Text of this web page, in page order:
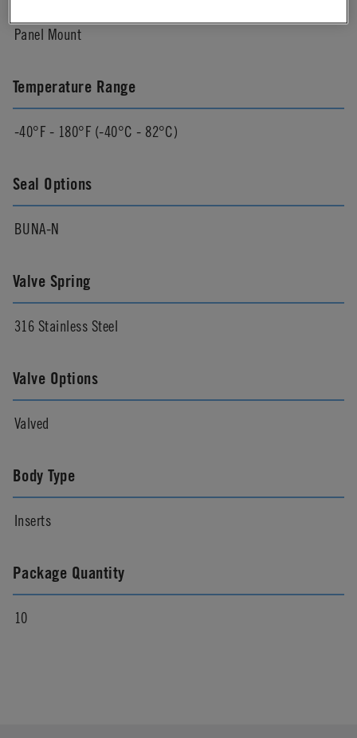
Panel Mount
Temperature Range
-40°F - 180°F (-40°C - 82°C)
Seal Options
BUNA-N
Valve Spring
316 Stainless Steel
Valve Options
Valved
Body Type
Inserts
Package Quantity
10